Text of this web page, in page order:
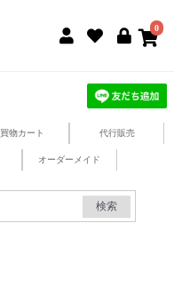
0
買物カート 代行販売
オーダーメイド
検索